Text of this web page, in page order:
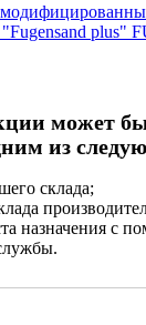
plus"
может
из
склада;
назначения с